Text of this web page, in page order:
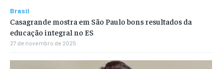
Brasil
Casagrande mostra em São Paulo bons resultados da
educação integral no ES
27 de novembro de 2025